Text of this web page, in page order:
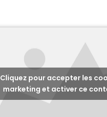
Cliquez pour accepter les
marketing et activer ce